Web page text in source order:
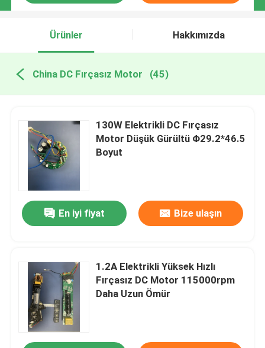
Ürünler Hakkımızda
China DC Fırçasız Motor (45)
130W Elektrikli DC Fırçasız
Motor Düşük Gürültü Φ29.2*46.5
Boyut
En iyi fiyat Bize ulaşın
1.2A Elektrikli Yüksek Hızlı
Fırçasız DC Motor 115000rpm
Daha Uzun Ömür